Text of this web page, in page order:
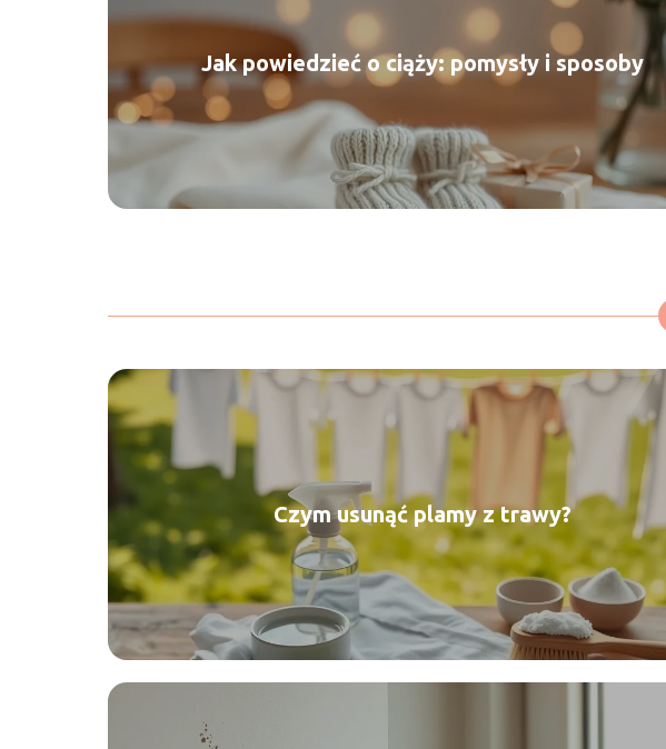
Jak powiedzieć o ciąży: pomysły i sposoby
Czym usunąć plamy z trawy?